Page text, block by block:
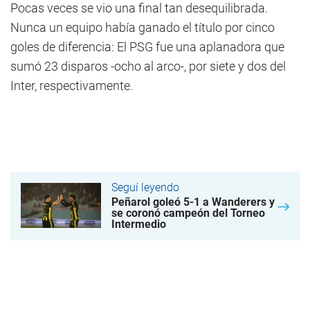
Pocas veces se vio una final tan desequilibrada.
Nunca un equipo había ganado el título por cinco
goles de diferencia: El PSG fue una aplanadora que
sumó 23 disparos -ocho al arco-, por siete y dos del
Inter, respectivamente.
Seguí leyendo
Peñarol goleó 5-1 a Wanderers y
se coronó campeón del Torneo
Intermedio